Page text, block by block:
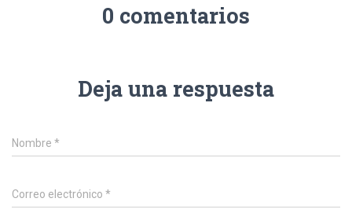
0 comentarios
Deja una respuesta
Nombre *
Correo electrónico *